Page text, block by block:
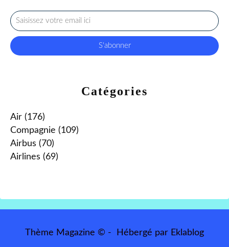
Catégories
Air (176)
Compagnie (109)
Airbus (70)
Airlines (69)
Thème Magazine © - Hébergé par Eklablog